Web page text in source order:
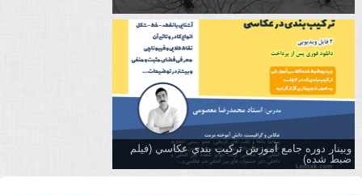
وبینار دوره جامع آموزش تركيب بندي عكاسي (فیلم
ضبط شده)